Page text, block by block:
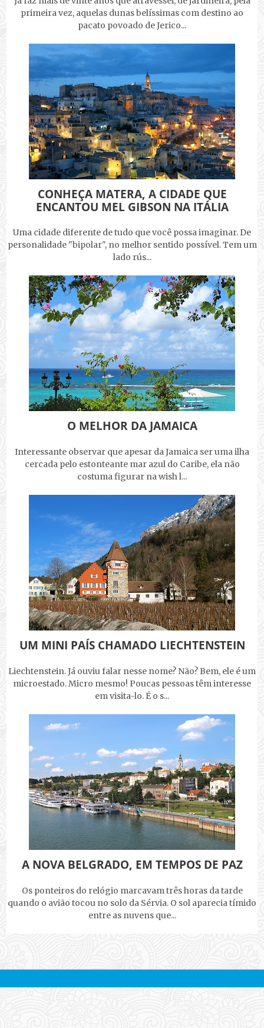
primeira vez, aquelas dunas belíssimas com destino ao
pacato povoado de Jerico...
CONHEÇA MATERA, A CIDADE QUE
ENCANTOU MEL GIBSON NA ITÁLIA
Uma cidade diferente de tudo que você possa imaginar. De
personalidade "bipolar", no melhor sentido possível. Tem um
lado rús...
O MELHOR DA JAMAICA
Interessante observar que apesar da Jamaica ser uma ilha
cercada pelo estonteante mar azul do Caribe, ela não
costuma figurar na wish l...
UM MINI PAÍS CHAMADO LIECHTENSTEIN
Liechtenstein. Já ouviu falar nesse nome? Não? Bem, ele é um
microestado. Micro mesmo! Poucas pessoas têm interesse
em visita-lo. É o s...
A NOVA BELGRADO, EM TEMPOS DE PAZ
Os ponteiros do relógio marcavam três horas da tarde
quando o avião tocou no solo da Sérvia. O sol aparecia tímido
entre as nuvens que...